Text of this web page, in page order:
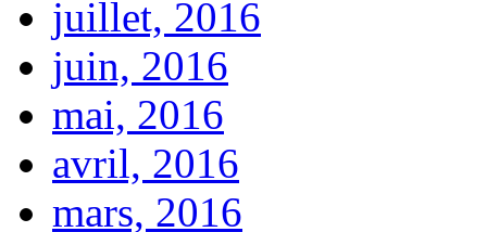
juillet, 2016
juin, 2016
mai, 2016
avril, 2016
mars, 2016